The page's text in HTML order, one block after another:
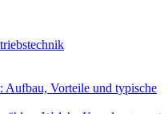
Aufbau, Vorteile und typische